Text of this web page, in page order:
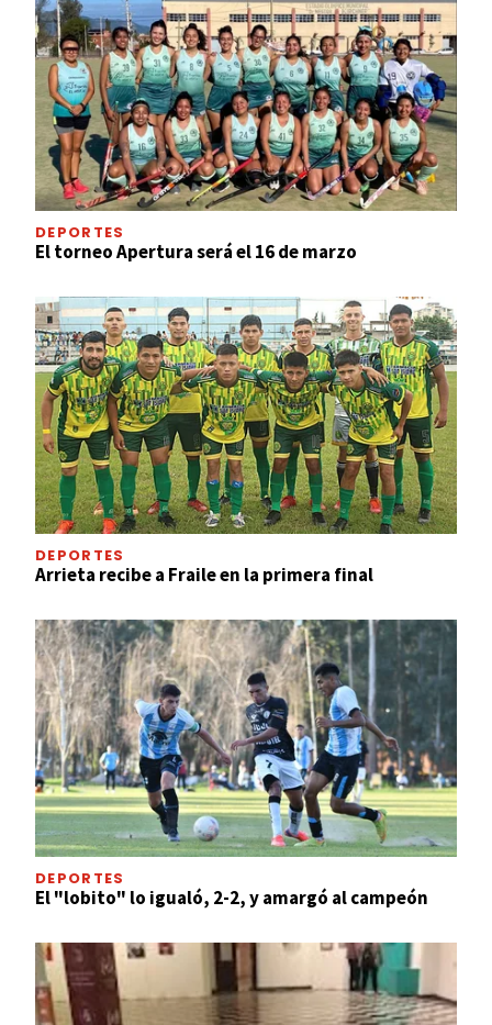
DEPORTES
El torneo Apertura será el 16 de marzo
DEPORTES
Arrieta recibe a Fraile en la primera final
DEPORTES
El "lobito" lo igualó, 2-2, y amargó al campeón